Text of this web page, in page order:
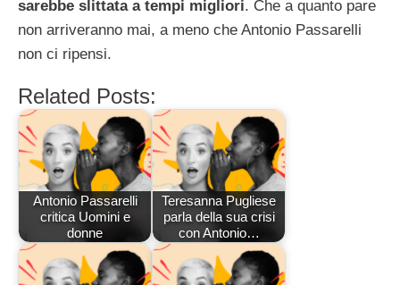
sarebbe slittata a tempi migliori. Che a quanto pare
non arriveranno mai, a meno che Antonio Passarelli
non ci ripensi.
Related Posts:
Antonio Passarelli
critica Uomini e
donne
Teresanna Pugliese
parla della sua crisi
con Antonio…